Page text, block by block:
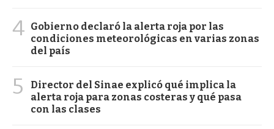
4 Gobierno declaró la alerta roja por las
condiciones meteorológicas en varias zonas
del país
5
Director del Sinae explicó qué implica la
alerta roja para zonas costeras y qué pasa
con las clases